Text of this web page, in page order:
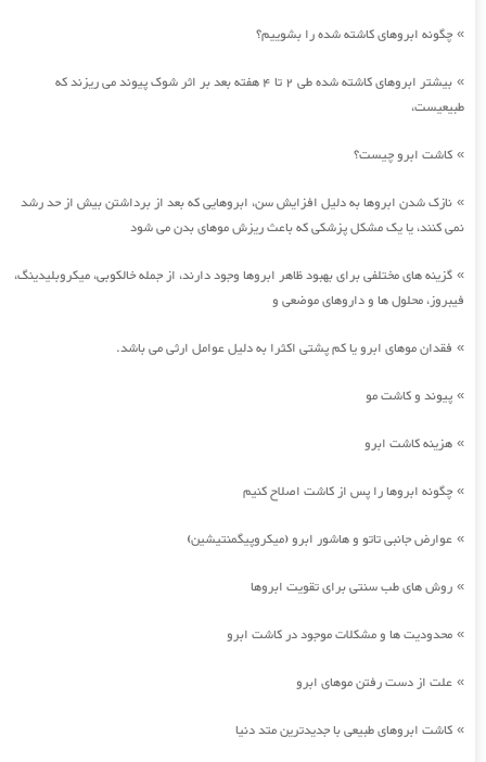
» چگونه ابروهای کاشته شده را بشوییم؟
»
بیشتر ابروهای کاشته شده طی 2 تا 4 هفته بعد بر اثر شوک پیوند می ریزند که
طبیعیست،
» کاشت ابرو چیست؟
» نازک شدن ابروها به دلیل افزایش سن، ابروهایی که بعد از برداشتن بیش از حد رشد
نمی کنند، یا یک مشکل پزشکی که باعث ریزش موهای بدن می شود
» گزینه های مختلفی برای بهبود ظاهر ابروها وجود دارند، از جمله خالکوبی، میکروبلیدینگ،
فیبروز، محلول ها و داروهای موضعی و
» فقدان موهای ابرو یا کم پشتی اکثرا به دلیل عوامل ارثی می باشد.
» پیوند و کاشت مو
» هزینه کاشت ابرو
» چگونه ابروها را پس از کاشت اصلاح کنیم
» عوارض جانبی تاتو و هاشور ابرو (میکروپیگمنتیشین)
» روش های طب سنتی برای تقویت ابروها
» محدودیت ها و مشکلات موجود در کاشت ابرو
» علت از دست رفتن موهای ابرو
» کاشت ابروهای طبیعی با جدیدترین متد دنیا